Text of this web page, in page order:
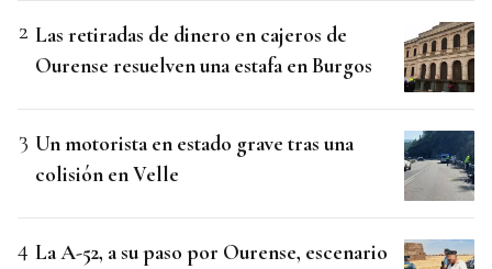
Las retiradas de dinero en cajeros de
Ourense resuelven una estafa en Burgos
Un motorista en estado grave tras una
colisión en Velle
La A-52, a su paso por Ourense, escenario